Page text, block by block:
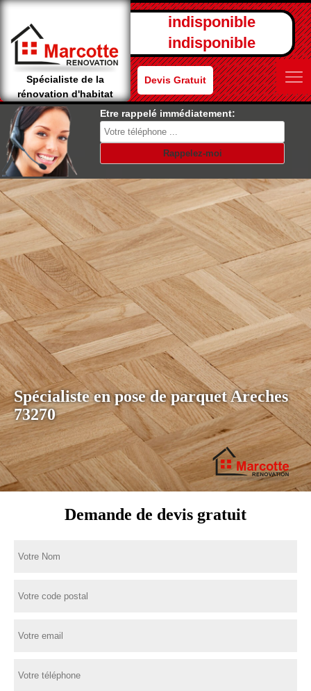
Spécialiste de la
rénovation d'habitat
indisponible
indisponible
Devis Gratuit
Etre rappelé immédiatement:
Spécialiste en pose de parquet Areches
73270
Demande de devis gratuit